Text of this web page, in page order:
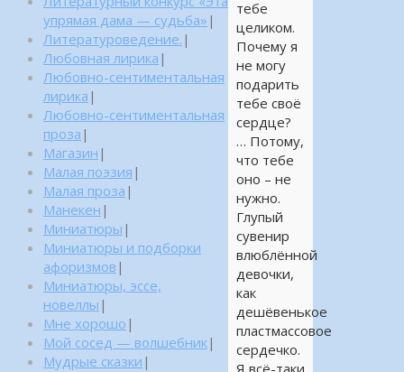
тебе
целиком.
Почему я
не могу
подарить
тебе своё
сердце?
… Потому,
что тебе
оно – не
нужно.
Глупый
сувенир
влюблённой
девочки,
как
дешёвенькое
пластмассовое
сердечко.
упрямая дама — судьба» |
Литературоведение. |
Любовная лирика |
Любовно-сентиментальная
лирика |
Любовно-сентиментальная
проза |
Магазин |
Малая поэзия |
Малая проза |
Манекен |
Миниатюры |
Миниатюры и подборки
афоризмов |
Миниатюры, эссе,
новеллы |
Мне хорошо |
Мой сосед — волшебник|
Мудрые сказки |